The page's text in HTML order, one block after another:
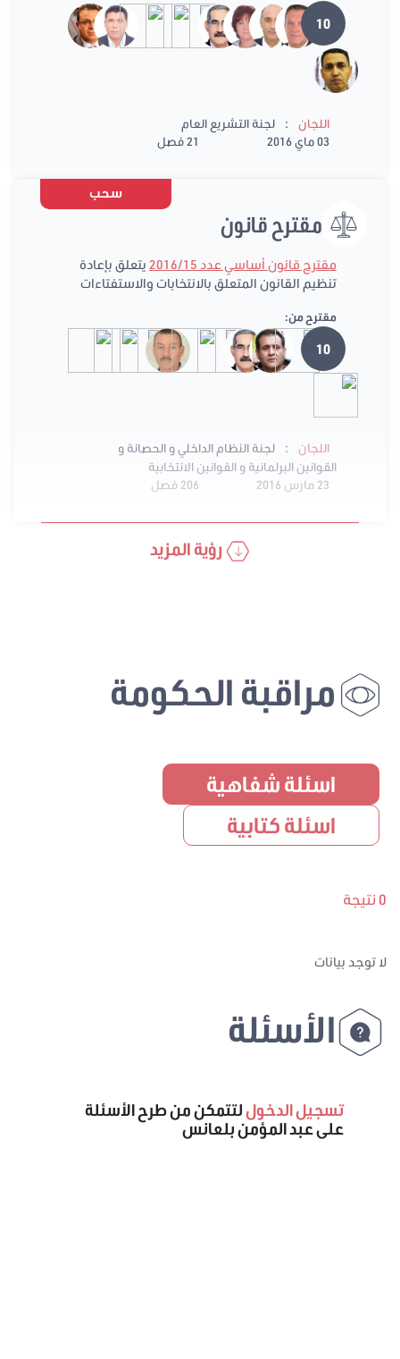
10
اللجان :
لجنة التشريع العام
03 ماي 2016
21 فصل
سحب
مقترح قانون
مقترح قانون أساسي عدد 2016/15
يتعلق بإعادة
تنظيم القانون المتعلق بالانتخابات والاستفتاءات
مقترح من:
10
اللجان :
لجنة النظام الداخلي و الحصانة و
القوانين البرلمانية و القوانين الانتخابية
23 مارس 2016
206 فصل
رؤية المزيد
مراقبة الحكومة
اسئلة شفاهية
اسئلة كتابية
0 نتيجة
لا توجد بيانات
الأسئلة
تسجيل الدخوللتتمكن من طرح الأسئلة
على عبد المؤمن بلعانس